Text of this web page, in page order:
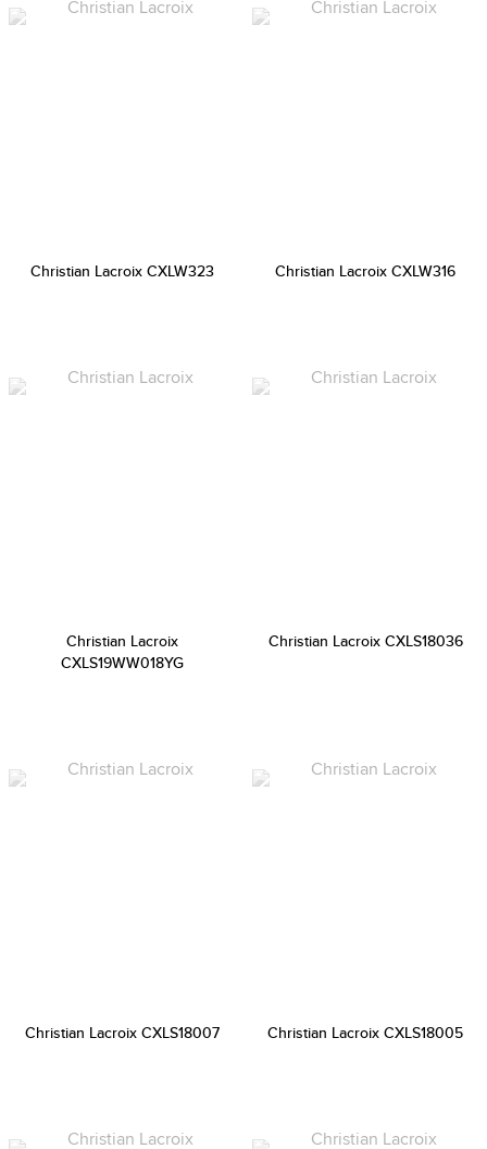
Christian Lacroix CXLW323 Christian Lacroix CXLW316
Christian Lacroix
CXLS19WW018YG
Christian Lacroix CXLS18036
Christian Lacroix CXLS18007 Christian Lacroix CXLS18005